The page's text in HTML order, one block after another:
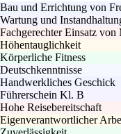
Bau und Errichtung von
Wartung und
Fachgerechter Einsatz von
Höhentauglichkeit
Körperliche Fitness
Deutschkenntnisse
Handwerkliches Geschick
Führerschein Kl. B
Hohe Reisebereitschaft
Eigenverantwortlicher